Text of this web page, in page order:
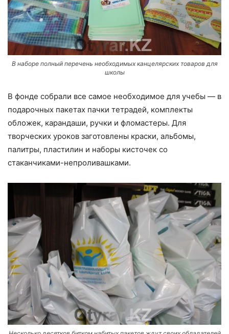
В наборе полный перечень необходимых канцелярских товаров для
школы
В фонде собрали все самое необходимое для учебы — в
подарочных пакетах пачки тетрадей, комплекты
обложек, карандаши, ручки и фломастеры. Для
творческих уроков заготовлены краски, альбомы,
палитры, пластилин и наборы кисточек со
стаканчиками-непроливашками.